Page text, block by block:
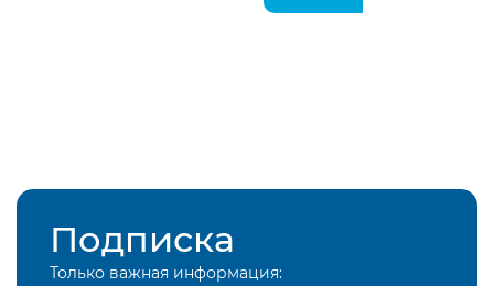
Подписка
Только важная информация: